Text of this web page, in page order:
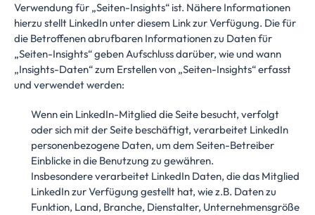
Verwendung für „Seiten-Insights“ ist. Nähere Informationen
hierzu stellt LinkedIn unterdiesem Linkzur Verfügung. Die für
die Betroffenen abrufbaren Informationen zu Daten für
„Seiten-Insights“geben Aufschluss darüber, wie und wann
„Insights-Daten“ zum Erstellen von „Seiten-Insights“ erfasst
und verwendet werden:
Wenn ein LinkedIn-Mitglied die Seite besucht, verfolgt
oder sich mit der Seite beschäftigt, verarbeitet LinkedIn
personenbezogene Daten, um dem Seiten-Betreiber
Einblicke in die Benutzung zu gewähren.
Insbesondere verarbeitet LinkedIn Daten, die das Mitglied
LinkedIn zur Verfügung gestellt hat, wie z.B. Daten zu
Funktion, Land, Branche, Dienstalter, Unternehmensgröße